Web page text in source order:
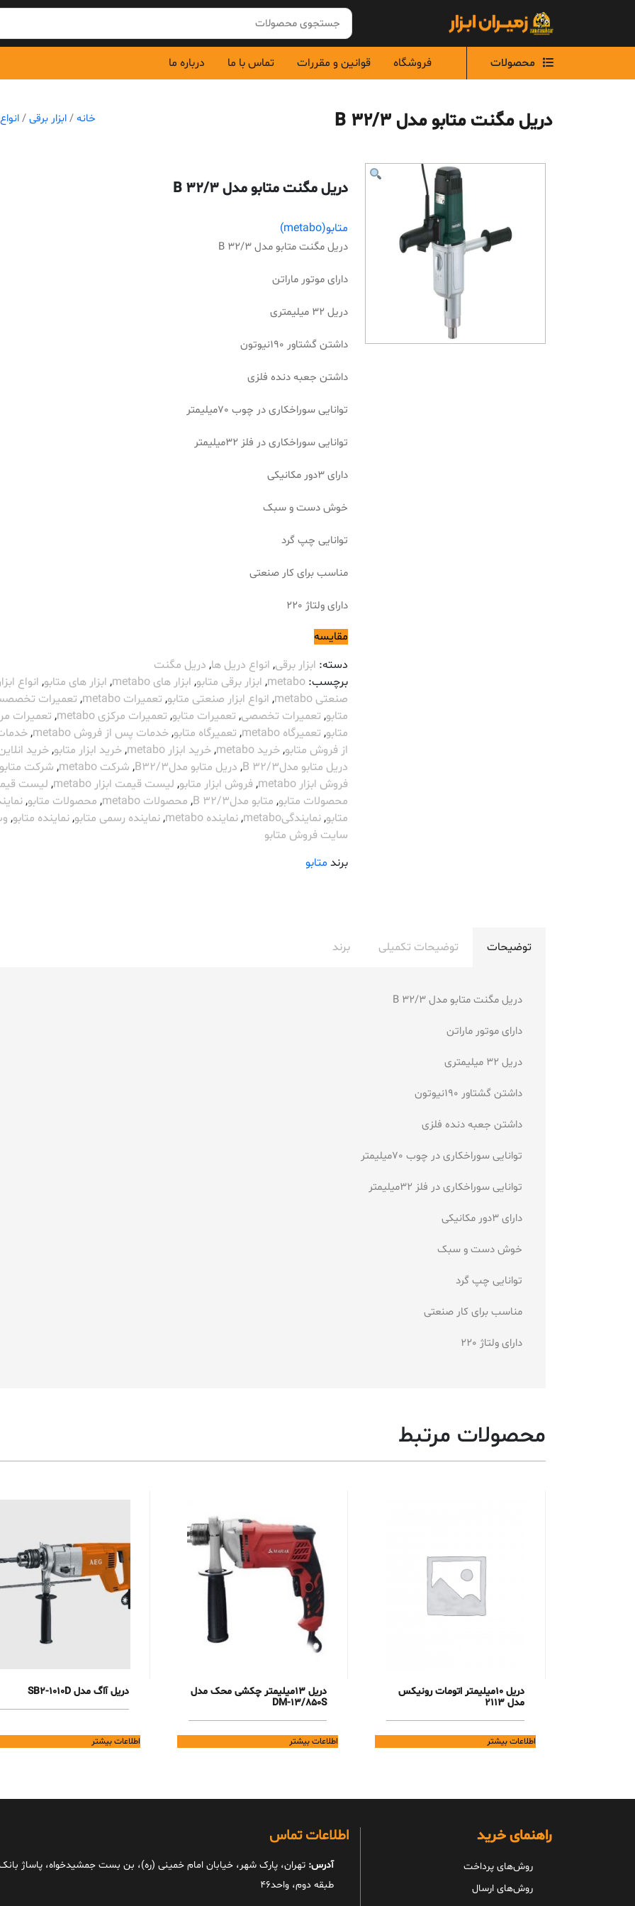
محصولات فروشگاه قوانین و مقررات تماس با ما درباره ما
دریل مگنت متابو مدل B 32/3 خانه /ابزار برقی /
دریل مگنت متابو مدل B 32/3
متابو(metabo)
دریل مگنت متابو مدل B 32/3
دارای موتور ماراتن
دریل 32 میلیمتری
داشتن گشتاور 190نیوتون
داشتن جعبه دنده فلزی
توانایی سوراخکاری در چوب 70میلیمتر
توانایی سوراخکاری در فلز 32میلیمتر
دارای 3دور مکانیکی
خوش دست و سبک
توانایی چپ گرد
مناسب برای کار صنعتی
دارای ولتاژ 220
مقایسه
دسته: ابزار برقی, انواع دریل ها, دریل مگنت
برچسب: metabo
, ابزار برقی متابو, ابزار های metabo , ابزار های متابو, انواع ابزار
صنعتی metabo
, انواع ابزار صنعتی متابو, تعمیرات metabo , تعمیرات
متابو, تعمیرات تخصصی, تعمیرات متابو, تعمیرات مرکزی metabo , تعمیرات
متابو, تعمیرگاه metabo , تعمیرگاه متابو,خدمات پس از فروش metabo ,
از فروش متابو,خرید metabo ,خرید ابزار metabo ,خرید ابزار متابو,خرید
دریل متابو مدلB 32/3
, دریل متابو مدلB32/3 , شرکت metabo , شرکت متابو
فروش ابزار metabo
, فروش ابزار متابو, لیست قیمت ابزار metabo , لیست
محصولات متابو, متابو مدلB 32/3 , محصولات metabo , محصولات متابو,
متابو,نمایندگیmetabo ,نماینده metabo ,نماینده رسمی متابو,نماینده متابو,
سایت فروش متابو
برند متابو
توضیحات توضیحات تکمیلی برند
دریل مگنت متابو مدل B 32/3
دارای موتور ماراتن
دریل 32 میلیمتری
داشتن گشتاور 190نیوتون
داشتن جعبه دنده فلزی
توانایی سوراخکاری در چوب 70میلیمتر
توانایی سوراخکاری در فلز 32میلیمتر
دارای 3دور مکانیکی
خوش دست و سبک
توانایی چپ گرد
مناسب برای کار صنعتی
دارای ولتاژ 220
محصولات مرتبط
دریل 10میلیمتر اتومات رونیکس
مدل 2113
اطلاعات بیشتر
دریل 13میلیمتر چکشی محک مدل
DM-13/850S
اطلاعات بیشتر
دریل آاگ مدل SB2-1010D
اطلاعات بیشتر
راهنمای خرید
روش‌های پرداخت
روش‌های ارسال
اطلاعات تماس
آدرس: تهران، پارک شهر، خیابان امام خمینی (ره)، بن بست جمشیدخواه، پاساژ بانک
طبقه دوم، واحد46